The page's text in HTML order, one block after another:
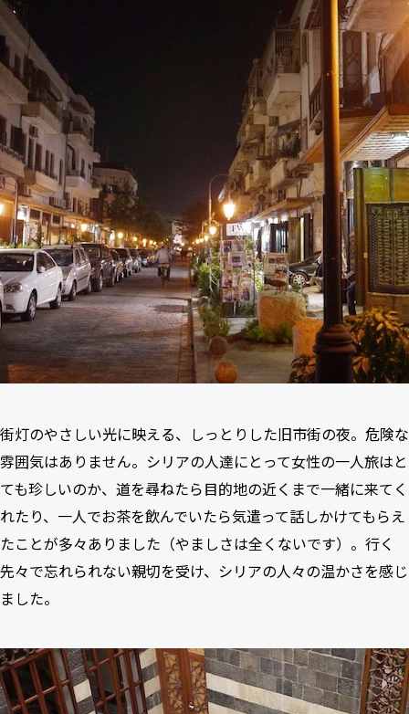
街灯のやさしい光に映える、しっとりした旧市街の夜。危険な
雰囲気はありません。シリアの人達にとって女性の一人旅はと
ても珍しいのか、道を尋ねたら目的地の近くまで一緒に来てく
れたり、一人でお茶を飲んでいたら気遣って話しかけてもらえ
たことが多々ありました（やましさは全くないです）。行く
先々で忘れられない親切を受け、シリアの人々の温かさを感じ
ました。